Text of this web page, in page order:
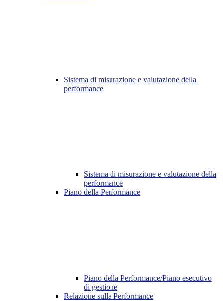
Sistema di misurazione e valutazione della
performance
Sistema di misurazione e valutazione della
performance
Piano della Performance
Piano della Performance/Piano esecutivo
di gestione
Relazione sulla Performance